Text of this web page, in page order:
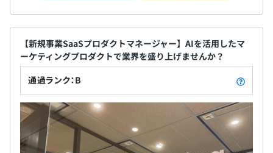
【新規事業SaaSプロダクトマネージャー】AIを活用したマ
ーケティングプロダクトで業界を盛り上げませんか？
通過ランク：B